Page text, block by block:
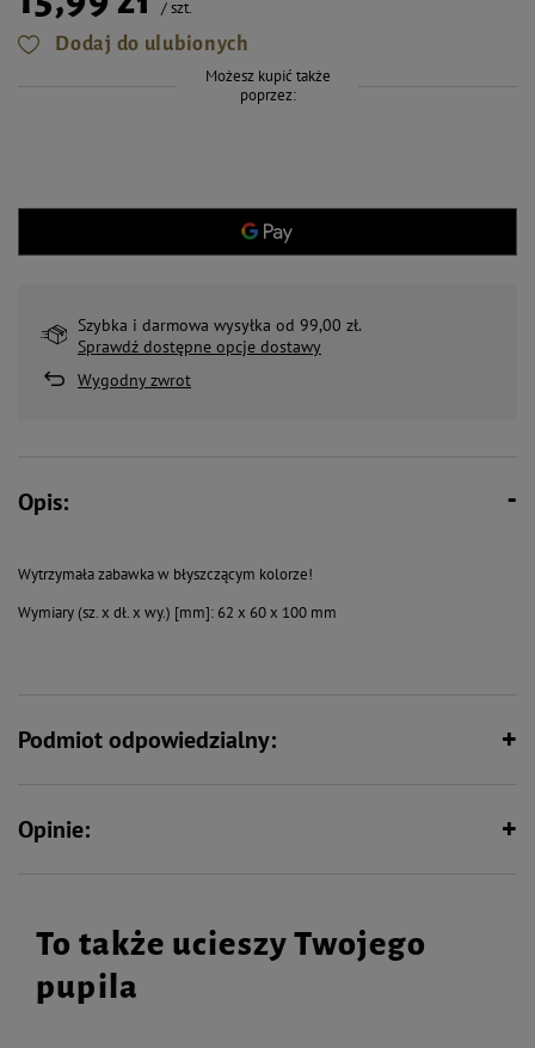
/szt.
Dodaj do ulubionych
Możesz kupić także
poprzez:
Szybka i darmowa wysyłka od 99,00 zł.
Sprawdź dostępne opcje dostawy
Wygodny zwrot
Opis:
Wytrzymała zabawka w błyszczącym kolorze!
Wymiary (sz. x dł. x wy.) [mm]: 62 x 60 x 100 mm
Podmiot odpowiedzialny:
Opinie:
To także ucieszy Twojego
pupila